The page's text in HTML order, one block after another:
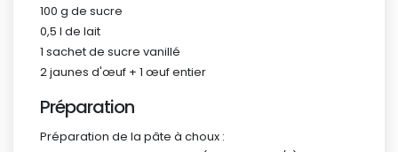
100 g de sucre
0,5 l de lait
1 sachet de sucre vanillé
2 jaunes d'œuf + 1 œuf entier
Préparation
Préparation de la pâte à choux :